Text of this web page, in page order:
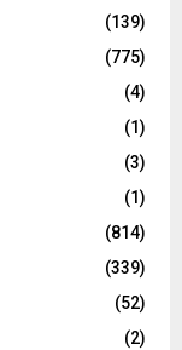
(139)
(775)
(4)
(1)
(3)
(1)
(814)
(339)
(52)
(2)